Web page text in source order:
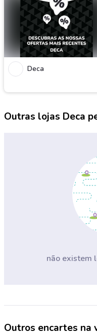
Deca
Outras lojas Deca
não existem
Outros encartes na